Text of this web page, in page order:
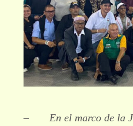
– En el marco de la